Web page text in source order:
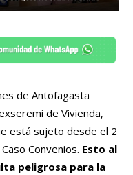
de Antofagasta
de Vivienda,
está sujeto desde el 2
Convenios. Esto al
peligrosa para la